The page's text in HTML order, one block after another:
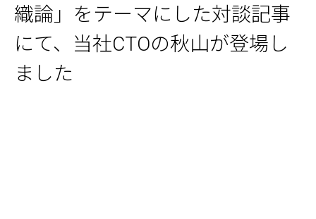
織論」をテーマにした対談記事
にて、当社CTOの秋山が登場し
ました